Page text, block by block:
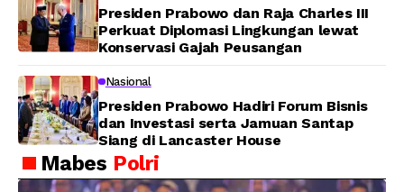
Presiden Prabowo dan Raja Charles III
Perkuat Diplomasi Lingkungan lewat
Konservasi Gajah Peusangan
Nasional
Presiden Prabowo Hadiri Forum Bisnis
dan Investasi serta Jamuan Santap
Siang di Lancaster House
Mabes Polri